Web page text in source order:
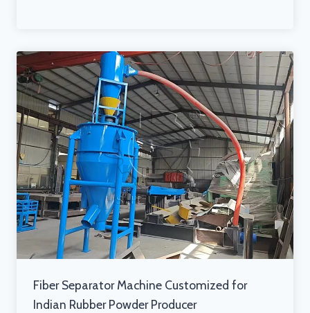
Fiber Separator Machine Customized for
Indian Rubber Powder Producer